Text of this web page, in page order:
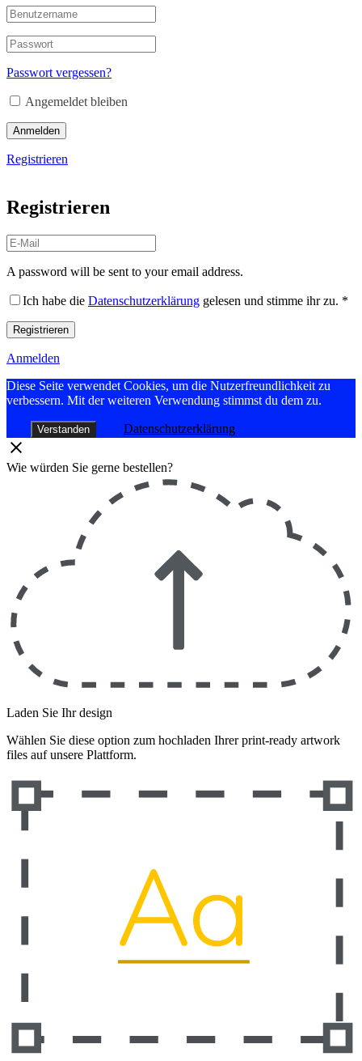
Passwort vergessen?
Angemeldet bleiben
Anmelden
Registrieren
Registrieren
A password will be sent to your email address.
Ich habe die Datenschutzerklärung gelesen und stimme ihr zu. *
Registrieren
Anmelden
Diese Seite verwendet Cookies, um die Nutzerfreundlichkeit zu
verbessern. Mit der weiteren Verwendung stimmst du dem zu.
Verstanden Datenschutzerklärung
Wie würden Sie gerne bestellen?
Laden Sie Ihr design
Wählen Sie diese option zum hochladen Ihrer print-ready artwork
files auf unsere Plattform.